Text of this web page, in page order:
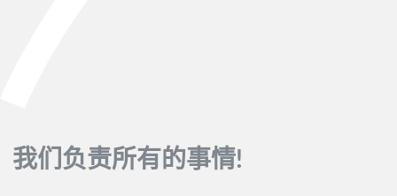
我们负责所有的事情!